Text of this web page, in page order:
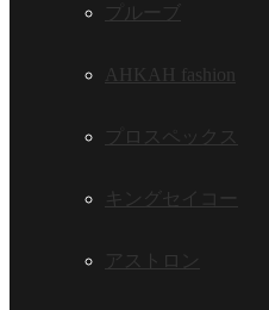
プルーブ
AHKAH fashion
プロスペックス
キングセイコー
アストロン